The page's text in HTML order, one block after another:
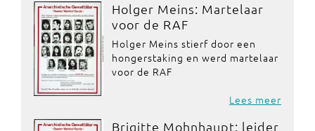
Holger Meins: Martelaar
voor de RAF
Holger Meins stierf door een
hongerstaking en werd martelaar
voor de RAF
Lees meer
Brigitte Mohnhaupt: leider